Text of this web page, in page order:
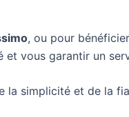
, ou pour
vous garantir un
la simplicité et de la